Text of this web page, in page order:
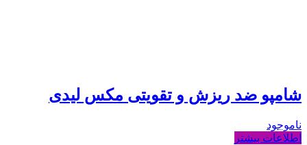
شامپو ضد ریزش و تقویتی مکس لیدی
ناموجود
اطلاعات بیشتر